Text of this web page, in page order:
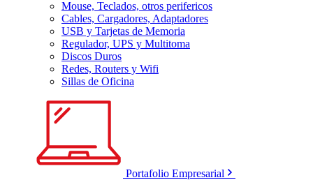
Mouse, Teclados, otros perifericos
Cables, Cargadores, Adaptadores
USB y Tarjetas de Memoria
Regulador, UPS y Multitoma
Discos Duros
Redes, Routers y Wifi
Sillas de Oficina
Portafolio Empresarial